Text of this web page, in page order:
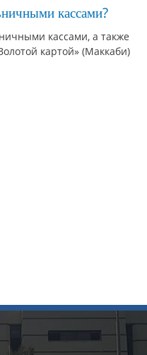
кассами?
кассами, а также
картой» (Маккаби)